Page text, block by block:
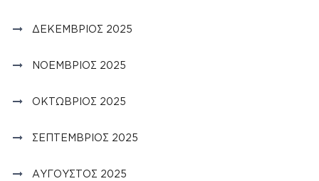
ΔΕΚΈΜΒΡΙΟΣ 2025
ΝΟΈΜΒΡΙΟΣ 2025
ΟΚΤΏΒΡΙΟΣ 2025
ΣΕΠΤΈΜΒΡΙΟΣ 2025
ΑΎΓΟΥΣΤΟΣ 2025